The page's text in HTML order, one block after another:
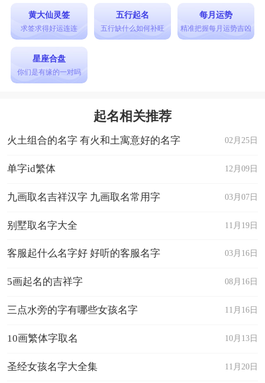
黄大仙灵签
求签求得好运连连
五行起名
五行缺什么如何补旺
每月运势
精准把握每月运势吉凶
星座合盘
你们是有缘的一对吗
起名相关推荐
02月25日
火土组合的名字 有火和土寓意好的名字
12月09日
单字id繁体
03月07日
九画取名吉祥汉字 九画取名常用字
11月19日
别墅取名字大全
03月16日
客服起什么名字好 好听的客服名字
08月16日
5画起名的吉祥字
11月16日
三点水旁的字有哪些女孩名字
10月13日
10画繁体字取名
11月20日
圣经女孩名字大全集